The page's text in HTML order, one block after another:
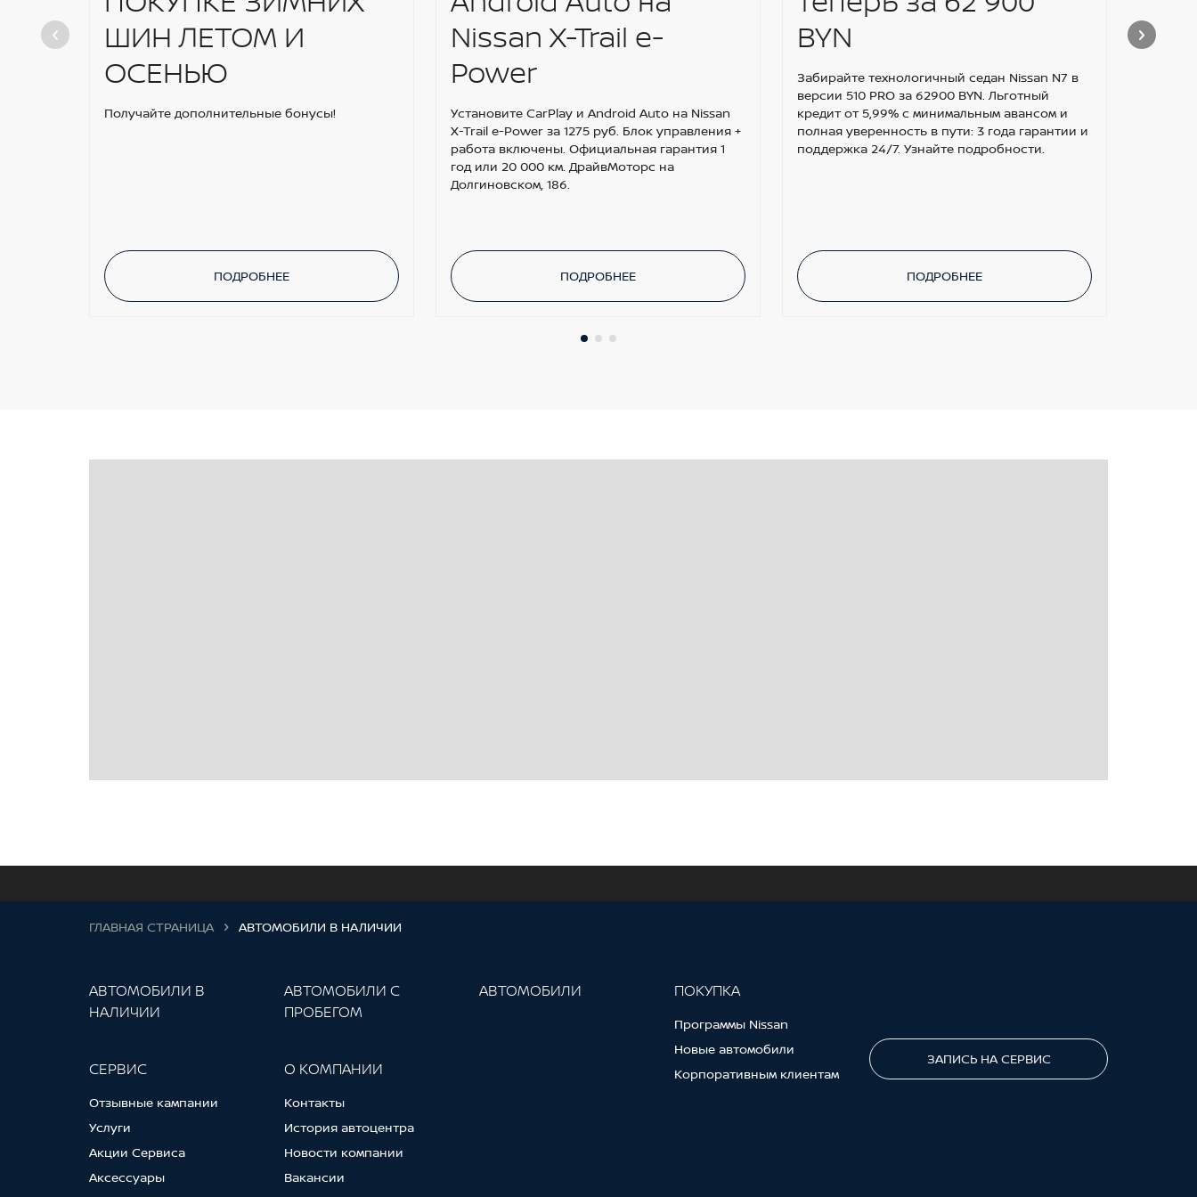
ШИН ЛЕТОМ И
ОСЕНЬЮ
Получайте дополнительные бонусы!
ПОДРОБНЕЕ
Nissan X-Trail e-
Power
Установите CarPlay и Android Auto на Nissan
X-Trail e-Power за 1275 руб. Блок управления +
работа включены. Официальная гарантия 1
год или 20 000 км. ДрайвМоторс на
Долгиновском, 186.
ПОДРОБНЕЕ
BYN
Забирайте технологичный седан Nissan N7 в
версии 510 PRO за 62900 BYN. Льготный
кредит от 5,99% с минимальным авансом и
полная уверенность в пути: 3 года гарантии и
поддержка 24/7. Узнайте подробности.
ПОДРОБНЕЕ
ГЛАВНАЯ СТРАНИЦА АВТОМОБИЛИ В НАЛИЧИИ
АВТОМОБИЛИ В
НАЛИЧИИ
СЕРВИС
Отзывные кампании
Услуги
Акции Сервиса
Аксессуары
АВТОМОБИЛИ С
ПРОБЕГОМ
О КОМПАНИИ
Контакты
История автоцентра
Новости компании
Вакансии
АВТОМОБИЛИ ПОКУПКА
Программы Nissan
Новые автомобили
Корпоративным клиентам
ЗАПИСЬ НА СЕРВИС